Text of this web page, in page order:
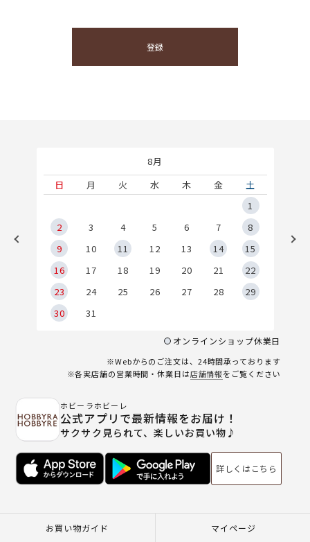
登録
8月
日
月 火 水 木 金
土
1
2
3 4 5 6 7
8
9
10 11 12 13 14
15
16
17 18 19 20 21
22
23
24 25 26 27 28
29
30
31
オンラインショップ休業日
※Webからのご注文は、24時間承っております
※各実店舗の営業時間・休業日は店舗情報をご覧ください
ホビーラホビーレ
公式アプリで最新情報をお届け！
サクサク見られて、楽しいお買い物♪
詳しくはこちら
お買い物ガイド マイページ